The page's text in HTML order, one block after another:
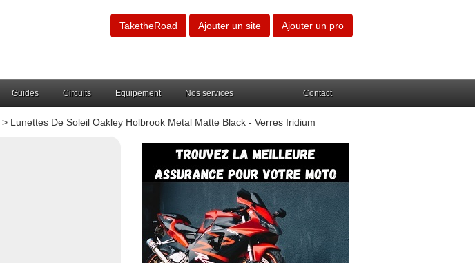
TaketheRoad Ajouter un site Ajouter un pro
Guides Circuits Equipement Nos services Contact
> Lunettes De Soleil Oakley Holbrook Metal Matte Black - Verres Iridium